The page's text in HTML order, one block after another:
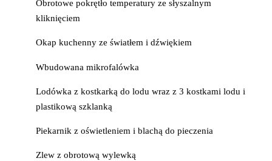
Obrotowe pokrętło temperatury ze słyszalnym
kliknięciem
Okap kuchenny ze światłem i dźwiękiem
Wbudowana mikrofalówka
Lodówka z kostkarką do lodu wraz z 3 kostkami lodu i
plastikową szklanką
Piekarnik z oświetleniem i blachą do pieczenia
Zlew z obrotową wylewką